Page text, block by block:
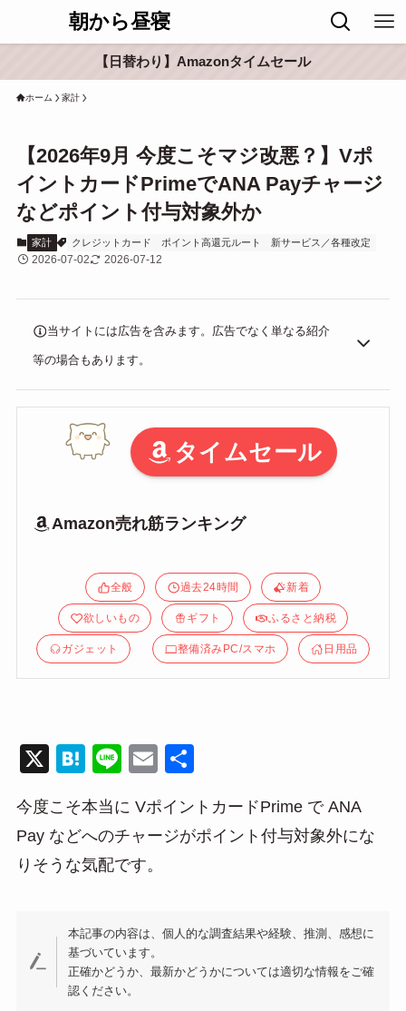
朝から昼寝
【日替わり】Amazonタイムセール
ホーム 家計
【2026年9月 今度こそマジ改悪？】Vポ
イントカードPrimeでANA Payチャージ
などポイント付与対象外か
家計 クレジットカード ポイント高還元ルート 新サービス／各種改定
2026-07-02 2026-07-12
当サイトには広告を含みます。広告でなく単なる紹介
等の場合もあります。
タイムセール
Amazon売れ筋ランキング
全般 過去24時間 新着
欲しいもの ギフト ふるさと納税
ガジェット 整備済みPC/スマホ 日用品
X
H
e
n
a
Li
e
E
ail
今度こそ本当に VポイントカードPrime で ANA
Pay などへのチャージがポイント付与対象外にな
りそうな気配です。
本記事の内容は、個人的な調査結果や経験、推測、感想に
基づいています。
正確かどうか、最新かどうかについては適切な情報をご確
認ください。